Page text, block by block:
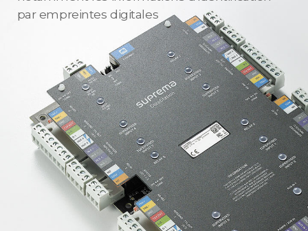
par empreintes digitales